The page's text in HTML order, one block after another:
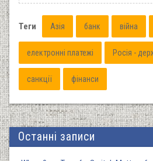
Теги Азія банк війна
електронні платежі Росія -
санкції фінанси
Останні записи